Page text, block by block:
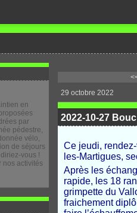
en
par
pédestre,
vélo,
de séjours
vous !
nos activités
29 octobre 2022
2022-10-27
Ce jeudi,
les-Martigues,
Après les
rapide, les 18
grimpette du
fraichement